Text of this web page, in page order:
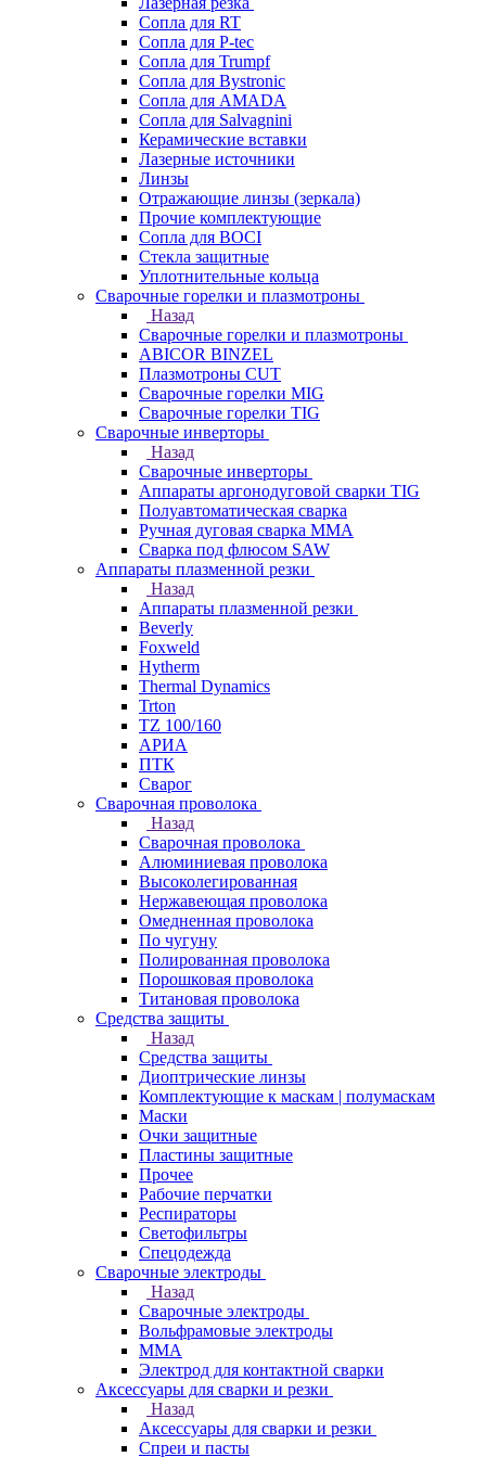
Сопла для RT
Сопла для P-tec
Сопла для Trumpf
Сопла для Bystronic
Сопла для AMADA
Сопла для Salvagnini
Керамические вставки
Лазерные источники
Линзы
Отражающие линзы (зеркала)
Прочие комплектующие
Сопла для BOCI
Стекла защитные
Уплотнительные кольца
Сварочные горелки и плазмотроны
Назад
Сварочные горелки и плазмотроны
ABICOR BINZEL
Плазмотроны CUT
Сварочные горелки MIG
Сварочные горелки TIG
Сварочные инверторы
Назад
Сварочные инверторы
Аппараты аргонодуговой сварки TIG
Полуавтоматическая сварка
Ручная дуговая сварка MMA
Сварка под флюсом SAW
Аппараты плазменной резки
Назад
Аппараты плазменной резки
Beverly
Foxweld
Hytherm
Thermal Dynamics
Trton
TZ 100/160
АРИА
ПТК
Сварог
Сварочная проволока
Назад
Сварочная проволока
Алюминиевая проволока
Высоколегированная
Нержавеющая проволока
Омедненная проволока
По чугуну
Полированная проволока
Порошковая проволока
Титановая проволока
Средства защиты
Назад
Средства защиты
Диоптрические линзы
Комплектующие к маскам | полумаскам
Маски
Очки защитные
Пластины защитные
Прочее
Рабочие перчатки
Респираторы
Светофильтры
Спецодежда
Сварочные электроды
Назад
Сварочные электроды
Вольфрамовые электроды
ММА
Электрод для контактной сварки
Аксессуары для сварки и резки
Назад
Аксессуары для сварки и резки
Спреи и пасты